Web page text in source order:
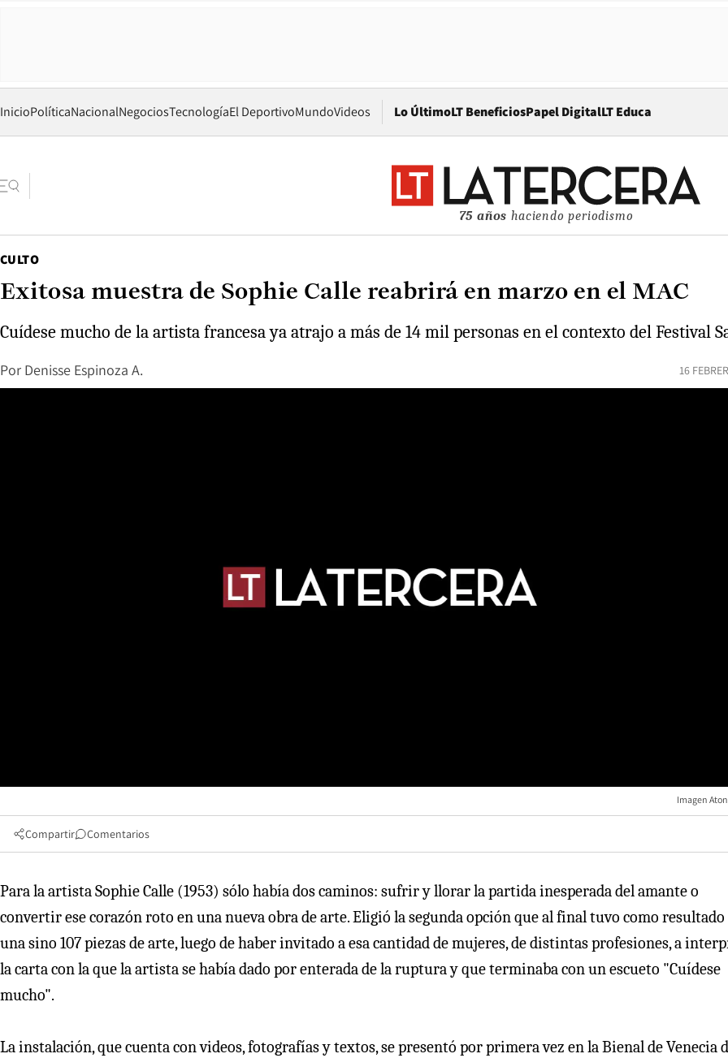
InicioPolíticaNacionalNegociosTecnologíaEl DeportivoMundoVideos Lo ÚltimoLT BeneficiosPapel DigitalOpens in new window
LT Educa
75 años haciendo periodismo
CULTO
Exitosa muestra de Sophie Calle reabrirá en marzo en el MAC
Cuídese mucho de la artista francesa ya atrajo a más de 14 mil personas en el contexto del Festival
Por Denisse Espinoza A. 16
Imagen
Compartir Comentarios
Para la artista Sophie Calle (1953) sólo había dos caminos: sufrir y llorar la partida inesperada del amante o
convertir ese corazón roto en una nueva obra de arte. Eligió la segunda opción que al final tuvo como resultado
una sino 107 piezas de arte, luego de haber invitado a esa cantidad de mujeres, de distintas profesiones, a
la carta con la que la artista se había dado por enterada de la ruptura y que terminaba con un escueto "Cuídese
mucho".
La instalación, que cuenta con videos, fotografías y textos, se presentó por primera vez en la Bienal de Venecia